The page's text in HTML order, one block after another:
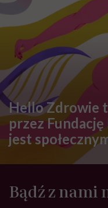
Hello Zdrowie
przez
jest
Bądź z nami